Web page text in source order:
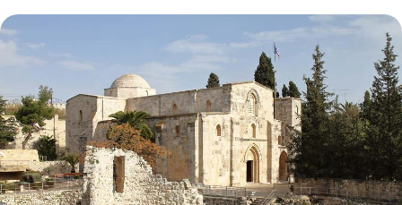
préférée des français. Magnifiquement située à deux pas du centre de
la plus grande ville d'Israël, on peut, après avoir visité un immeuble
Bauhaus ou une musée de la ville, s'étendre sur un de ses transats, à
l'ombre d'un parasol.